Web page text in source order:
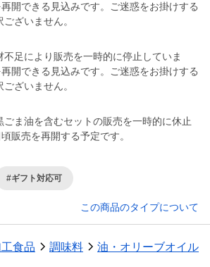
開できる見込みです。ご迷惑をお掛けする
ざいません。
足により販売を一時的に停止していま
開できる見込みです。ご迷惑をお掛けする
ざいません。
ま油を含むセットの販売を一時的に休止
販売を再開する予定です。
#ギフト対応可
この商品のタイプについて
食品 調味料 油・オリーブオイル